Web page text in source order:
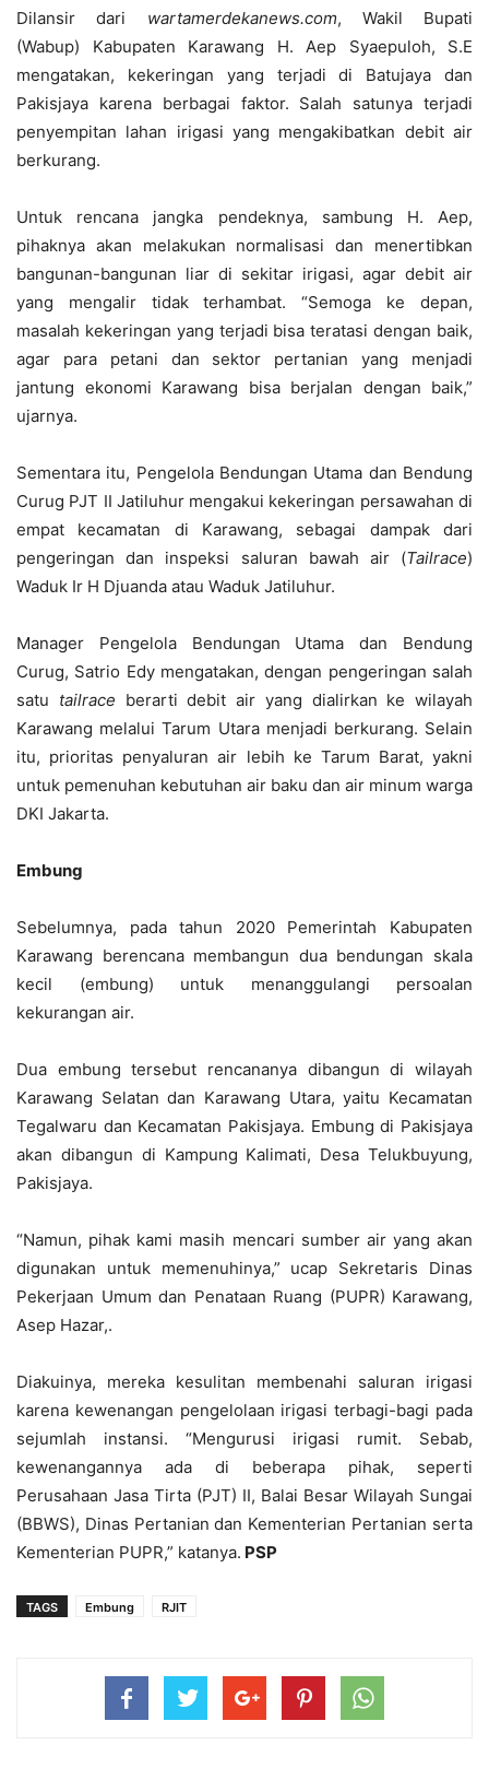
Dilansir dari wartamerdekanews.com, Wakil Bupati
(Wabup) Kabupaten Karawang H. Aep Syaepuloh, S.E
mengatakan, kekeringan yang terjadi di Batujaya dan
Pakisjaya karena berbagai faktor. Salah satunya terjadi
penyempitan lahan irigasi yang mengakibatkan debit air
berkurang.
Untuk rencana jangka pendeknya, sambung H. Aep,
pihaknya akan melakukan normalisasi dan menertibkan
bangunan-bangunan liar di sekitar irigasi, agar debit air
yang mengalir tidak terhambat. “Semoga ke depan,
masalah kekeringan yang terjadi bisa teratasi dengan baik,
agar para petani dan sektor pertanian yang menjadi
jantung ekonomi Karawang bisa berjalan dengan baik,”
ujarnya.
Sementara itu, Pengelola Bendungan Utama dan Bendung
Curug PJT II Jatiluhur mengakui kekeringan persawahan di
empat kecamatan di Karawang, sebagai dampak dari
pengeringan dan inspeksi saluran bawah air (Tailrace)
Waduk Ir H Djuanda atau Waduk Jatiluhur.
Manager Pengelola Bendungan Utama dan Bendung
Curug, Satrio Edy mengatakan, dengan pengeringan salah
satu tailrace berarti debit air yang dialirkan ke wilayah
Karawang melalui Tarum Utara menjadi berkurang. Selain
itu, prioritas penyaluran air lebih ke Tarum Barat, yakni
untuk pemenuhan kebutuhan air baku dan air minum warga
DKI Jakarta.
Embung
Sebelumnya, pada tahun 2020 Pemerintah Kabupaten
Karawang berencana membangun dua bendungan skala
kecil (embung) untuk menanggulangi persoalan
kekurangan air.
Dua embung tersebut rencananya dibangun di wilayah
Karawang Selatan dan Karawang Utara, yaitu Kecamatan
Tegalwaru dan Kecamatan Pakisjaya. Embung di Pakisjaya
akan dibangun di Kampung Kalimati, Desa Telukbuyung,
Pakisjaya.
“Namun, pihak kami masih mencari sumber air yang akan
digunakan untuk memenuhinya,” ucap Sekretaris Dinas
Pekerjaan Umum dan Penataan Ruang (PUPR) Karawang,
Asep Hazar,.
Diakuinya, mereka kesulitan membenahi saluran irigasi
karena kewenangan pengelolaan irigasi terbagi-bagi pada
sejumlah instansi. “Mengurusi irigasi rumit. Sebab,
kewenangannya ada di beberapa pihak, seperti
Perusahaan Jasa Tirta (PJT) II, Balai Besar Wilayah Sungai
(BBWS), Dinas Pertanian dan Kementerian Pertanian serta
Kementerian PUPR,” katanya. PSP
TAGS Embung RJIT